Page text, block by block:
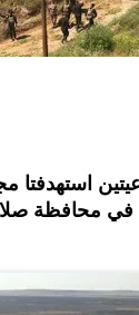
استهدفتا
في محافظة